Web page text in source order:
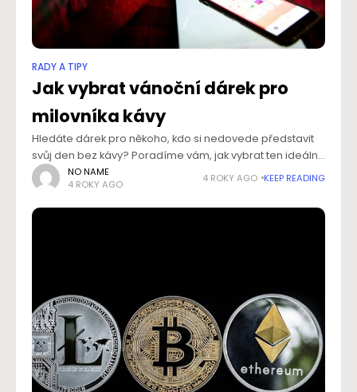
RADY A TIPY
Jak vybrat vánoční dárek pro
milovníka kávy
Hledáte dárek pro někoho, kdo si nedovede představit
svůj den bez kávy? Poradíme vám, jak vybrat ten ideální.
Překvapte své blízké, rodinu a kamarády. Nebojte se
udělat radost i kolegům
NO NAME
4 ROKY AGO
4 ROKY AGO KEEP READING